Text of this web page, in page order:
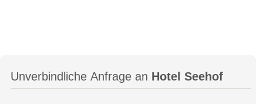
Unverbindliche Anfrage an Hotel Seehof